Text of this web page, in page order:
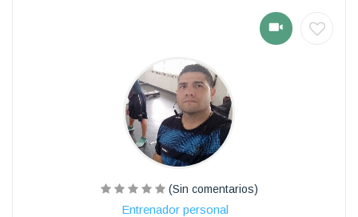
(Sin comentarios)
Entrenador personal